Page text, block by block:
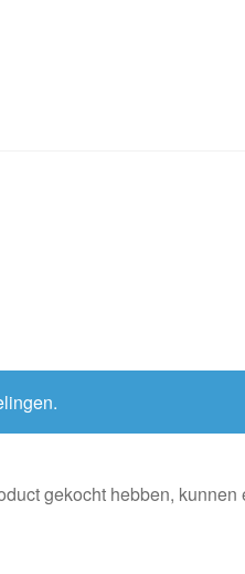
gekocht hebben, kunnen